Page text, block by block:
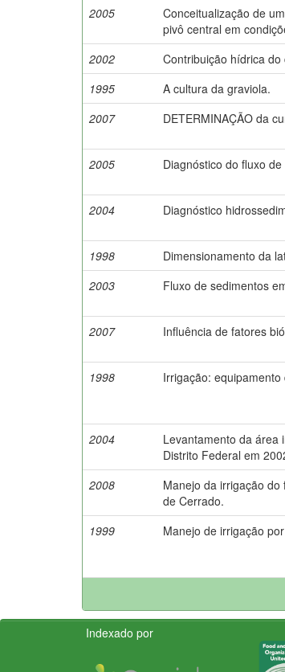
2005
Conceitualização de
pivô central em
2002
Contribuição hídrica
1995
A cultura da graviola.
2007
DETERMINAÇÃO da
2005
Diagnóstico do fluxo
2004
Diagnóstico
1998
Dimensionamento da
2003
Fluxo de sedimentos
2007
Influência de fatores
1998
Irrigação:
2004
Levantamento da área
Distrito Federal em
2008
Manejo da irrigação
de Cerrado.
1999
Manejo de irrigação
Indexado por